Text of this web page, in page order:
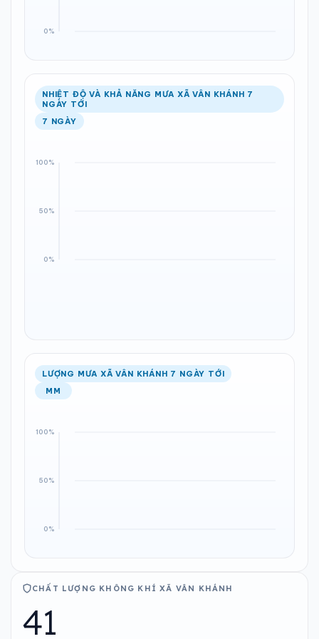
NHIỆT ĐỘ VÀ KHẢ NĂNG MƯA XÃ VÂN KHÁNH 7
NGÀY TỚI
7 NGÀY
LƯỢNG MƯA XÃ VÂN KHÁNH 7 NGÀY TỚI
MM
CHẤT LƯỢNG KHÔNG KHÍ XÃ VÂN KHÁNH
41